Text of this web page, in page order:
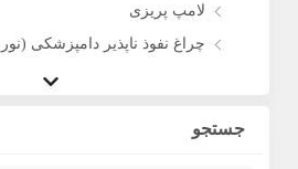
لامپ پریزی
چراغ نفوذ ناپذیر دامپزشکی
نور سایبان
جستجو